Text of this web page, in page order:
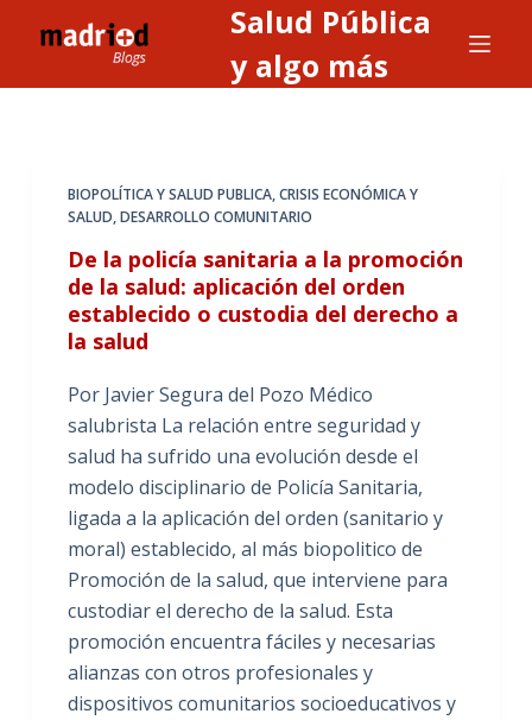
l
Salud Pública
y algo más
BIOPOLÍTICA Y SALUD PUBLICA,CRISIS ECONÓMICA Y
SALUD,DESARROLLO COMUNITARIO
De la policía sanitaria a la promoción
de la salud: aplicación del orden
establecido o custodia del derecho a
la salud
Por Javier Segura del Pozo Médico
salubrista La relación entre seguridad y
salud ha sufrido una evolución desde el
modelo disciplinario de Policía Sanitaria,
ligada a la aplicación del orden (sanitario y
moral) establecido, al más biopolitico de
Promoción de la salud, que interviene para
custodiar el derecho de la salud. Esta
promoción encuentra fáciles y necesarias
alianzas con otros profesionales y
dispositivos comunitarios socioeducativos y